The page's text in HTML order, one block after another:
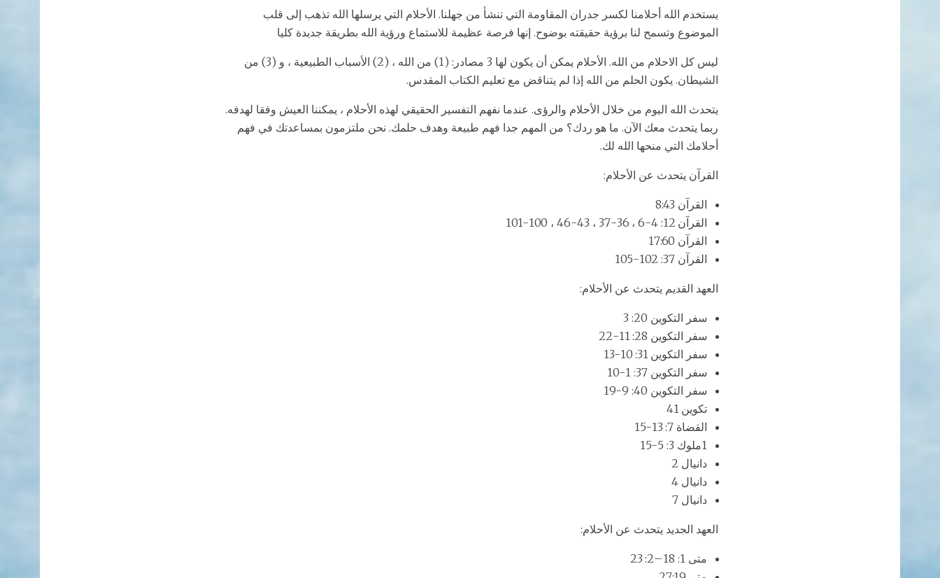
يستخدم الله أحلامنا لكسر جدران المقاومة التي تنشأ من جهلنا. الأحلام التي يرسلها الله تذهب إلى قلب
الموضوع وتسمح لنا برؤية حقيقته بوضوح. إنها فرصة عظيمة للاستماع ورؤية الله بطريقة جديدة كليا
ليس كل الاحلام من الله. الأحلام يمكن أن يكون لها 3 مصادر: (1) من الله ، (2) الأسباب الطبيعية ، و (3) من
الشيطان. يكون الحلم من الله إذا لم يتناقض مع تعليم الكتاب المقدس.
يتحدث الله اليوم من خلال الأحلام والرؤى. عندما نفهم التفسير الحقيقي لهذه الأحلام ، يمكننا العيش وفقا لهدفه.
ربما يتحدث معك الآن. ما هو ردك؟ من المهم جدا فهم طبيعة وهدف حلمك. نحن ملتزمون بمساعدتك في فهم
أحلامك التي منحها الله لك.
القرآن يتحدث عن الأحلام:
القرآن 8:43
القرآن 12: 4-6 ، 36-37 ، 43-46 ، 100-101
القرآن 17:60
القرآن 37: 102-105
العهد القديم يتحدث عن الأحلام:
سفر التكوين 20: 3
سفر التكوين 28: 11-22
سفر التكوين 31: 10-13
سفر التكوين 37: 1-10
سفر التكوين 40: 9-19
تكوين 41
القضاة 7: 13-15
1ملوك 3: 5-15
دانيال 2
دانيال 4
دانيال 7
العهد الجديد يتحدث عن الأحلام:
متى 1: 18–2: 23